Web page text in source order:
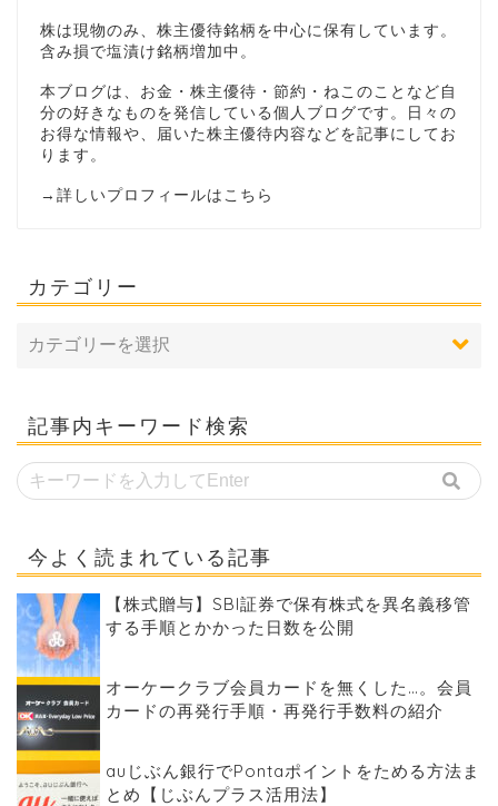
株は現物のみ、株主優待銘柄を中心に保有しています。
含み損で塩漬け銘柄増加中。
本ブログは、お金・株主優待・節約・ねこのことなど自
分の好きなものを発信している個人ブログです。日々の
お得な情報や、届いた株主優待内容などを記事にしてお
ります。
→ 詳しいプロフィールはこちら
カテゴリー
記事内キーワード検索
今よく読まれている記事
【株式贈与】SBI証券で保有株式を異名義移管
する手順とかかった日数を公開
オーケークラブ会員カードを無くした…。会員
カードの再発行手順・再発行手数料の紹介
auじぶん銀行でPontaポイントをためる方法ま
とめ【じぶんプラス活用法】